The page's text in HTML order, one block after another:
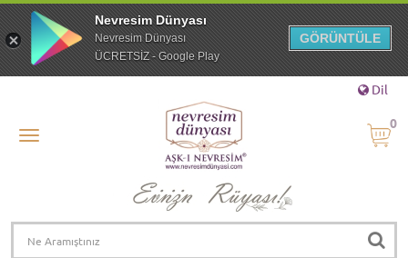
Dil
0
Nevresim Dünyası
Nevresim Dünyası
ÜCRETSİZ - Google Play
GÖRÜNTÜLE